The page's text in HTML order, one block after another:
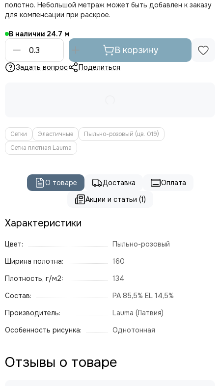
полотно. Небольшой метраж может быть добавлен к заказу
для компенсации при раскрое.
В наличии 24.7
В корзину
Задать вопрос Поделиться
Сетки Эластичные
Пыльно-розовый (цв. 019)
Сетка плотная Lauma
О товаре Доставка
Оплата
Акции и статьи (1)
Характеристики
Цвет:
Пыльно-розовый
Ширина полотна:
160
Плотность, г/м2:
134
Состав:
РА 85,5% EL 14,5%
Производитель:
Lauma (Латвия)
Особенность рисунка:
Однотонная
Отзывы о товаре